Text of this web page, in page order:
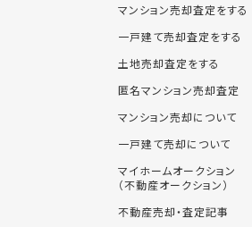
マンション売却査定をする
一戸建て売却査定をする
土地売却査定をする
匿名マンション売却査定
マンション売却について
一戸建て売却について
マイホームオークション
（不動産オークション）
不動産売却・査定記事